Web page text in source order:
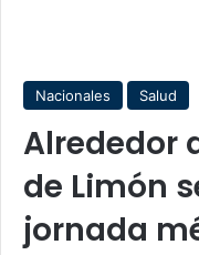
Nacionales Salud
Alrededor
de Limón
jornada